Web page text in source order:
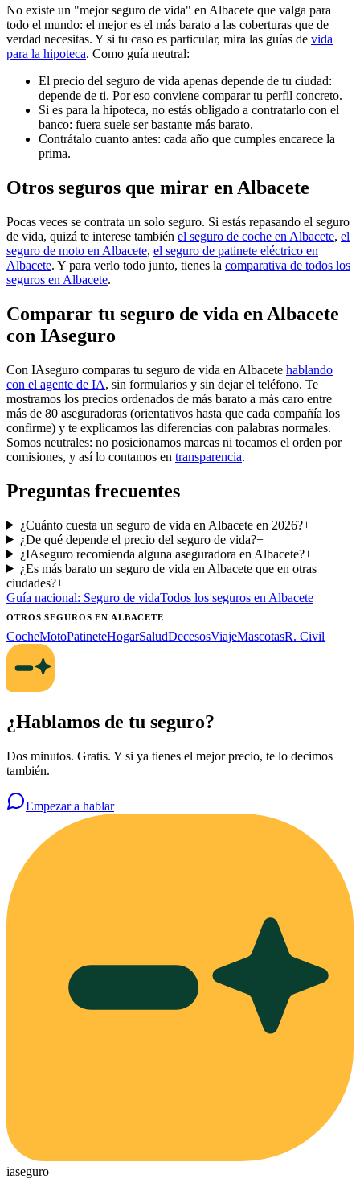
No existe un "mejor seguro de vida" en Albacete que valga para
todo el mundo: el mejor es el más barato a las coberturas que de
verdad necesitas. Y si tu caso es particular, mira las guías de vida
para la hipoteca. Como guía neutral:
El precio del seguro de vida apenas depende de tu ciudad:
depende de ti. Por eso conviene comparar tu perfil concreto.
Si es para la hipoteca, no estás obligado a contratarlo con el
banco: fuera suele ser bastante más barato.
Contrátalo cuanto antes: cada año que cumples encarece la
prima.
Otros seguros que mirar en Albacete
Pocas veces se contrata un solo seguro. Si estás repasando el seguro
de vida, quizá te interese también el seguro de coche en Albacete, el
seguro de moto en Albacete, el seguro de patinete eléctrico en
Albacete. Y para verlo todo junto, tienes la comparativa de todos los
seguros en Albacete.
Comparar tu seguro de vida en Albacete
con IAseguro
Con IAseguro comparas tu seguro de vida en Albacete hablando
con el agente de IA, sin formularios y sin dejar el teléfono. Te
mostramos los precios ordenados de más barato a más caro entre
más de 80 aseguradoras (orientativos hasta que cada compañía los
confirme) y te explicamos las diferencias con palabras normales.
Somos neutrales: no posicionamos marcas ni tocamos el orden por
comisiones, y así lo contamos en transparencia.
Preguntas frecuentes
¿Cuánto cuesta un seguro de vida en Albacete en 2026?+
¿De qué depende el precio del seguro de vida?+
¿IAseguro recomienda alguna aseguradora en Albacete?+
¿Es más barato un seguro de vida en Albacete que en otras
ciudades?+
Guía nacional: Seguro de vidaTodos los seguros en Albacete
OTROS SEGUROSEN ALBACETE
CocheMotoPatineteHogarSaludDecesosViajeMascotasR. Civil
¿Hablamos de tu seguro?
Dos minutos. Gratis. Y si ya tienes el mejor precio, te lo decimos
también.
Empezar a hablar
iaseguro